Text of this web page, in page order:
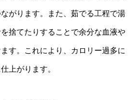
がります。また、茹でる工程で湯
捨てたりすることで余分な血液や
す。これにより、カロリー過多に
上がります。